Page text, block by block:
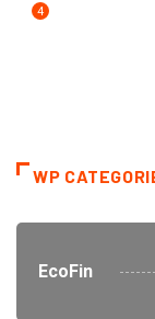
4
WP
EcoFin